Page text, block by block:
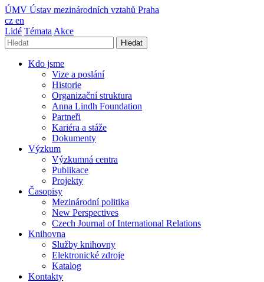
ÚMV Ústav mezinárodních vztahů Praha
cz en
Lidé Témata Akce
Hledat
Kdo jsme
Vize a poslání
Historie
Organizační struktura
Anna Lindh Foundation
Partneři
Kariéra a stáže
Dokumenty
Výzkum
Výzkumná centra
Publikace
Projekty
Časopisy
Mezinárodní politika
New Perspectives
Czech Journal of International Relations
Knihovna
Služby knihovny
Elektronické zdroje
Katalog
Kontakty